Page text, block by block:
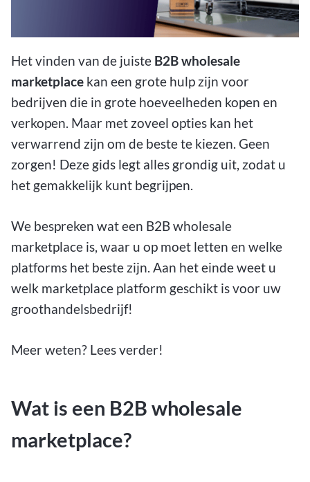
Het vinden van de juiste B2B wholesale
marketplace kan een grote hulp zijn voor
bedrijven die in grote hoeveelheden kopen en
verkopen. Maar met zoveel opties kan het
verwarrend zijn om de beste te kiezen. Geen
zorgen! Deze gids legt alles grondig uit, zodat u
het gemakkelijk kunt begrijpen.
We bespreken wat een B2B wholesale
marketplace is, waar u op moet letten en welke
platforms het beste zijn. Aan het einde weet u
welk marketplace platform geschikt is voor uw
groothandelsbedrijf!
Meer weten? Lees verder!
Wat is een B2B wholesale
marketplace?